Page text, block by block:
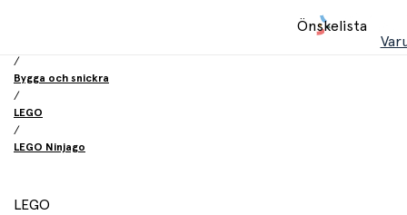
Önskelista
/
Bygga och snickra
/
LEGO
/
LEGO Ninjago
LEGO